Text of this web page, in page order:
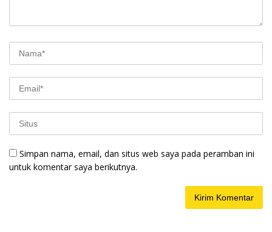
Simpan nama, email, dan situs web saya pada peramban ini
untuk komentar saya berikutnya.